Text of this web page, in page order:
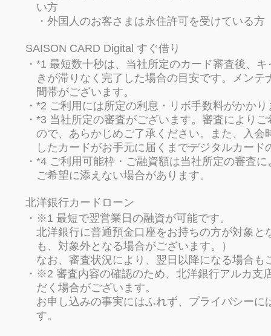
い方
・外国人のお客さまは永住許可を受けている方
SAISON CARD Digital すぐ借り
*1 最短数十秒は、当社所定のカード審査後、
きが滞りなく完了した場合の目安です。メン
間帯がございます。
*2 ご利用には所定の利息・リボ手数料がかかり
*3 当社所定の審査がございます。審査により
ので、あらかじめご了承ください。また、入
したカードがお手元に届くまでデジタルカード
*4 ご利用可能枠・ご融資額は当社所定の審査
ご希望に添えない場合があります。
北洋銀行カードローン
※1 最短で翌営業日の融資が可能です。
北洋銀行に普通預金口座をお持ちの方が対象
も、対象外となる場合がございます。）
なお、審査状況により、翌日以降になる場合も
※2 審査内容の確認のため、北洋銀行アルカ支
だく場合がございます。
お申し込みの事実にはふれず、プライバシー
す。